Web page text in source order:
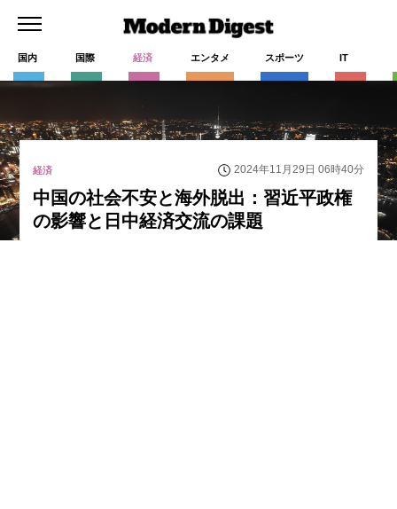
国内 国際 経済 エンタメ スポーツ IT
経済 2024年11月29日 06時40分
中国の社会不安と海外脱出：習近平政権
の影響と日中経済交流の課題